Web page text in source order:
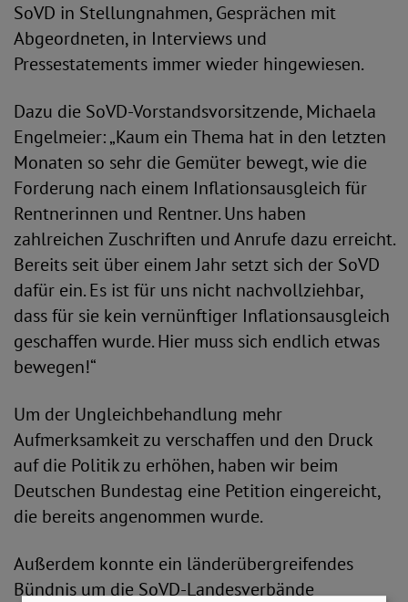
SoVD in Stellungnahmen, Gesprächen mit
Abgeordneten, in Interviews und
Pressestatements immer wieder hingewiesen.
Dazu die SoVD-Vorstandsvorsitzende, Michaela
Engelmeier: „Kaum ein Thema hat in den letzten
Monaten so sehr die Gemüter bewegt, wie die
Forderung nach einem Inflationsausgleich für
Rentnerinnen und Rentner. Uns haben
zahlreichen Zuschriften und Anrufe dazu erreicht.
Bereits seit über einem Jahr setzt sich der SoVD
dafür ein. Es ist für uns nicht nachvollziehbar,
dass für sie kein vernünftiger Inflationsausgleich
geschaffen wurde. Hier muss sich endlich etwas
bewegen!“
Um der Ungleichbehandlung mehr
Aufmerksamkeit zu verschaffen und den Druck
auf die Politik zu erhöhen, haben wir beim
Deutschen Bundestag eine Petition eingereicht,
die bereits angenommen wurde.
Außerdem konnte ein länderübergreifendes
Bündnis um die SoVD-Landesverbände